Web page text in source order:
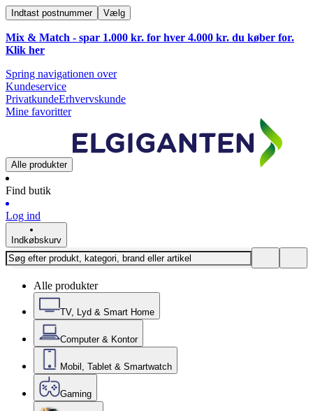
Indtast postnummer Vælg
Mix & Match - spar 1.000 kr. for hver 4.000 kr. du køber for.
Klik her
Spring navigationen over
Kundeservice
PrivatkundeErhvervskunde
Mine favoritter
Alle produkter
Find butik
Log ind
Indkøbskurv
Alle produkter
TV, Lyd & Smart Home
Computer & Kontor
Mobil, Tablet & Smartwatch
Gaming